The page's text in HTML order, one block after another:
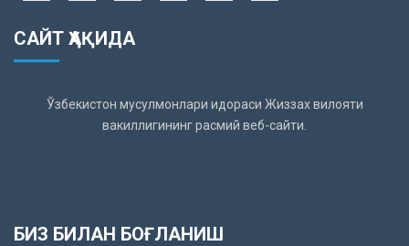
САЙТ ҲАҚИДА
Ўзбекистон мусулмонлари идораси Жиззах вилояти
вакиллигининг расмий веб-сайти.
БИЗ БИЛАН БОҒЛАНИШ